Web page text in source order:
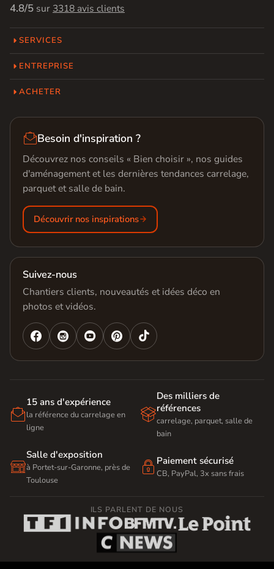
4.8/5 sur 3318 avis clients
SERVICES
ENTREPRISE
ACHETER
Besoin d'inspiration ?
Découvrez nos conseils « Bien choisir », nos guides
d'aménagement et les dernières tendances carrelage,
parquet et salle de bain.
Découvrir nos inspirations
Suivez-nous
Chantiers clients, nouveautés et idées déco en
photos et vidéos.
   

15 ans d'expérience
la référence du carrelage en
ligne

Des milliers de
références
carrelage, parquet, salle de
bain

Salle d'exposition
à Portet-sur-Garonne, près de
Toulouse
 Paiement sécurisé
CB, PayPal, 3x sans frais
ILS PARLENT DE NOUS